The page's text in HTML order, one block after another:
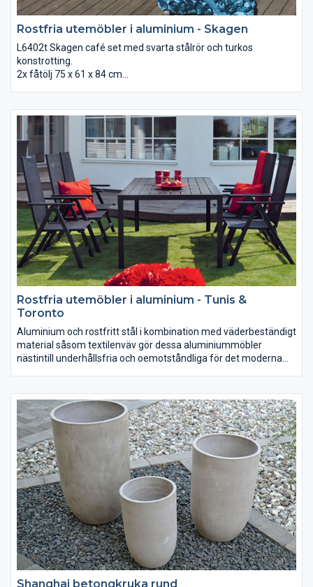
Rostfria utemöbler i aluminium - Skagen
L6402t Skagen café set med svarta stålrör och turkos
konstrotting.
2x fåtölj 75 x 61 x 84 cm
Rostfria utemöbler i aluminium - Tunis &
Toronto
Aluminium och rostfritt stål i kombination med väderbeständigt
material såsom textilenväv gör dessa aluminiummöbler
nästintill underhållsfria och oemotståndliga för det moderna
staplingsbara vilket underlättar vinterförvaringen.
Shanghai betongkruka rund